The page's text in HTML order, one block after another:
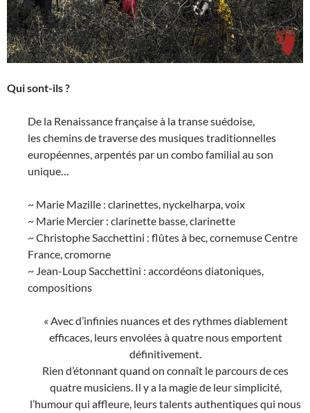
Qui sont-ils?
De la Renaissance française à la transe suédoise,
les chemins de traverse des musiques traditionnelles
européennes, arpentés par un combo familial au son
unique…
~ Marie Mazille : clarinettes, nyckelharpa, voix
~ Marie Mercier : clarinette basse, clarinette
~ Christophe Sacchettini : flûtes à bec, cornemuse Centre
France, cromorne
~ Jean-Loup Sacchettini : accordéons diatoniques,
compositions
« Avec d’infinies nuances et des rythmes diablement
efficaces, leurs envolées à quatre nous emportent
définitivement.
Rien d’étonnant quand on connaît le parcours de ces
quatre musiciens. Il y a la magie de leur simplicité,
l’humour qui affleure, leurs talents authentiques qui nous